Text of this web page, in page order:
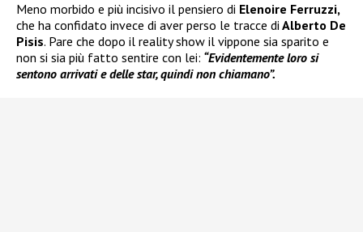
Meno morbido e più incisivo il pensiero di Elenoire Ferruzzi,
che ha confidato invece di aver perso le tracce di Alberto De
Pisis. Pare che dopo il reality show il vippone sia sparito e
non si sia più fatto sentire con lei: “Evidentemente loro si
sentono arrivati e delle star, quindi non chiamano”.